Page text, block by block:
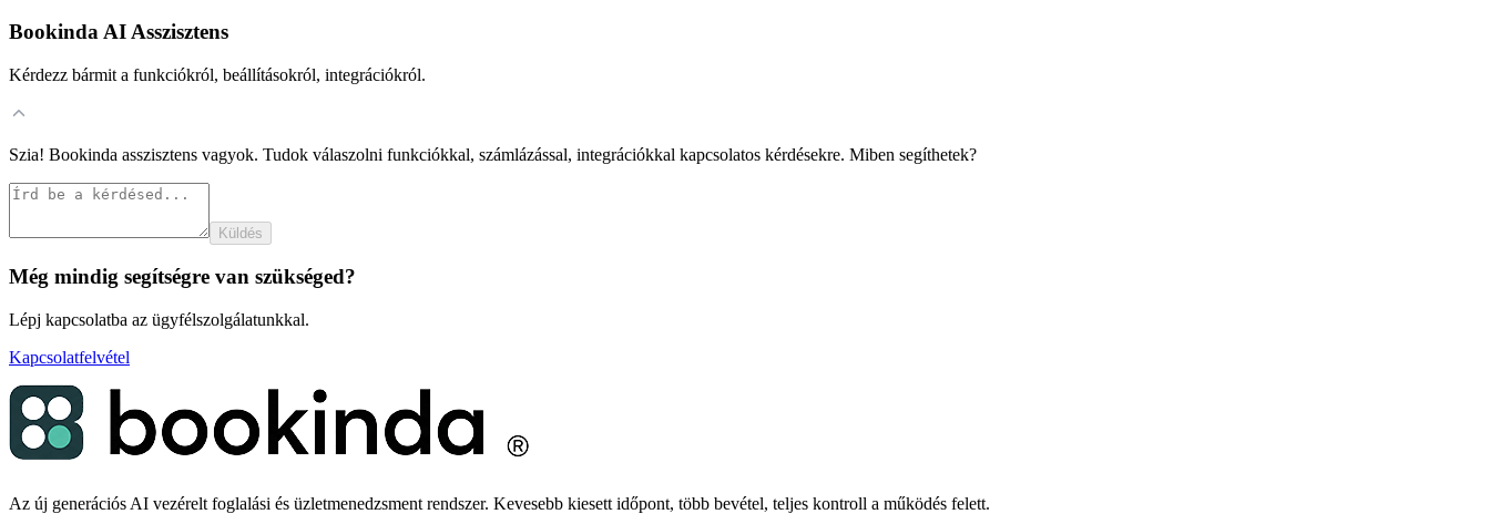
Bookinda AI Asszisztens
Kérdezz bármit a funkciókról, beállításokról, integrációkról.
Szia! Bookinda asszisztens vagyok. Tudok válaszolni funkciókkal, számlázással, integrációkkal kapcsolatos kérdésekre. Miben segíthetek?
Küldés
Még mindig segítségre van szükséged?
Lépj kapcsolatba az ügyfélszolgálatunkkal.
Kapcsolatfelvétel
Az új generációs AI vezérelt foglalási és üzletmenedzsment rendszer. Kevesebb kiesett időpont, több bevétel, teljes kontroll a működés felett.